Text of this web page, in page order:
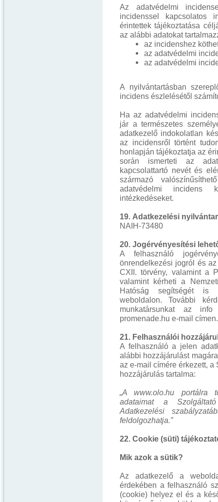
Az adatvédelmi
incidenssel kapcsolatos
érintettek tájékoztatása
az alábbi adatokat
az incidenshez
az adatvédelmi
az adatvédelmi
A nyilvántartásban
incidens észlelésétől
Ha az adatvédelmi
jár a természetes
adatkezelő indokolatlan
az incidensről történt
honlapján tájékoztatja az
során ismerteti az
kapcsolattartó nevét és
származó
adatvédelmi incidens
intézkedéseket.
19. Adatkezelési
NAIH-73480
20. Jogérvényesítési
A felhasználó
önrendelkezési jogról és
CXII. törvény, valamint a
valamint kérheti a
Hatóság segítségét is
weboldalon. További
munkatársunkat az
promenade.hu e-mail címen.
21. Felhasználói
A felhasználó a jelen
alábbi hozzájárulást
az e-mail címére érkezett,
hozzájárulás tartalma:
„A www.olo.hu portálra
adataimat a
Adatkezelési
feldolgozhatja.”
22. Cookie (süti)
Mik azok a sütik?
Az adatkezelő a
érdekében a felhasználó
(cookie) helyez el és a